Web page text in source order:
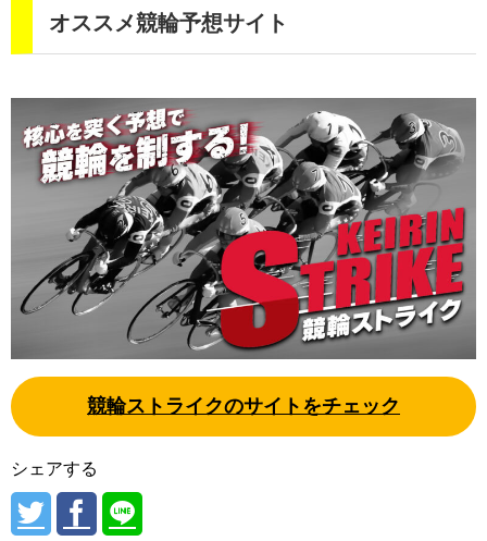
オススメ競輪予想サイト
競輪ストライクのサイトをチェック
シェアする